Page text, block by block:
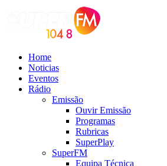
Home
Noticias
Eventos
Rádio
Emissão
Ouvir Emissão
Programas
Rubricas
SuperPlay
SuperFM
Equipa Técnica